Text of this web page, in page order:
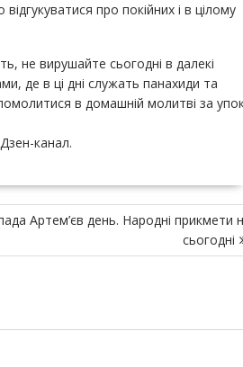
про покійних і в цілому
не вирушайте сьогодні в далекі
де в ці дні служать панахиди та
в домашній молитві за
канал.
Артем’єв день. Народні прикмети
сьогодні